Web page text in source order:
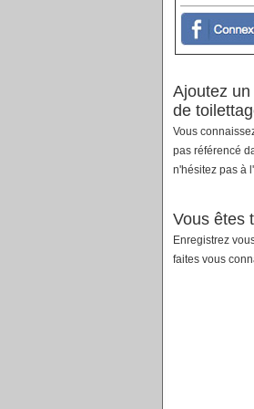
Ajoutez
de
Vous
pas référencé
n'hésitez pas à
Vous êtes
Enregistrez
faites vous